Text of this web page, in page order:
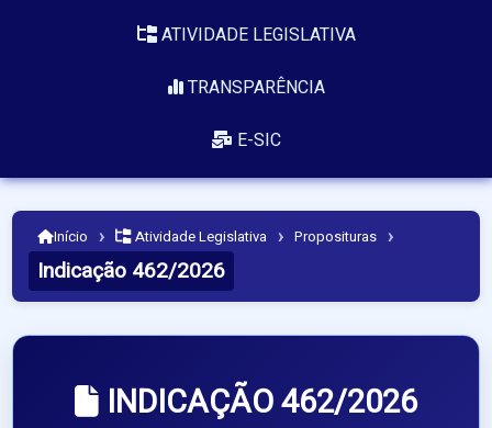
ATIVIDADE LEGISLATIVA
TRANSPARÊNCIA
E-SIC
Início › Atividade Legislativa › Proposituras ›
Indicação 462/2026
INDICAÇÃO 462/2026